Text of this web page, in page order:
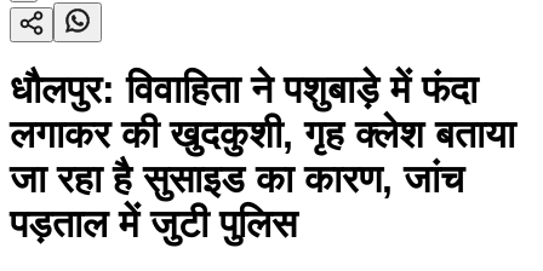
धौलपुर: विवाहिता ने पशुबाड़े में फंदा
लगाकर की खुदकुशी, गृह क्लेश बताया
जा रहा है सुसाइड का कारण, जांच
पड़ताल में जुटी पुलिस